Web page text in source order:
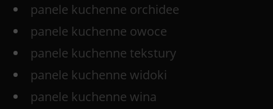
panele kuchenne orchidee
panele kuchenne owoce
panele kuchenne tekstury
panele kuchenne widoki
panele kuchenne wina